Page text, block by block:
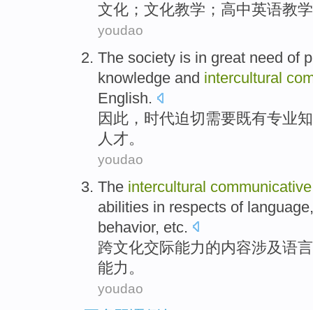
文化 ；文化教学 ； 高中英语教
youdao
The society is in great need of
knowledge and intercultural
English.
因此， 时代迫切需要既有专业
人才。
youdao
The intercultural communicative
abilities in respects of language
behavior, etc.
跨文化交际能力的内容涉及语言
能力 。
youdao